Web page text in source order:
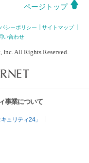
ページトップ
シーポリシー
サイトマップ
い合わせ
Inc. All Rights Reserved.
事業について
ュリティ24」